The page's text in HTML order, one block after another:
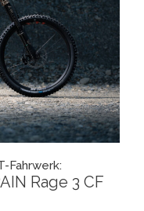
Fahrwerk:
Rage 3 CF